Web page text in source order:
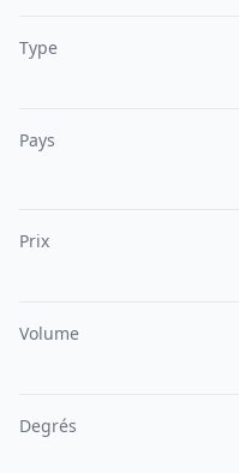
Type
Pays
Prix
Volume
Degrés